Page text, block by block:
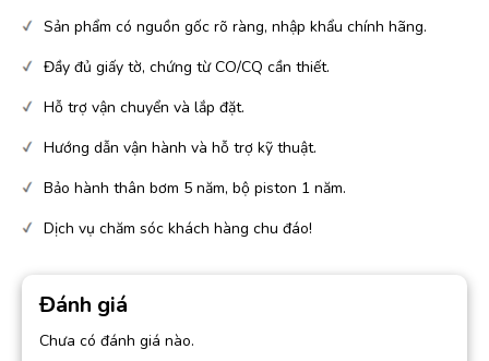
Sản phẩm có nguồn gốc rõ ràng, nhập khẩu chính hãng.
Đầy đủ giấy tờ, chứng từ CO/CQ cần thiết.
Hỗ trợ vận chuyển và lắp đặt.
Hướng dẫn vận hành và hỗ trợ kỹ thuật.
Bảo hành thân bơm 5 năm, bộ piston 1 năm.
Dịch vụ chăm sóc khách hàng chu đáo!
Đánh giá
Chưa có đánh giá nào.